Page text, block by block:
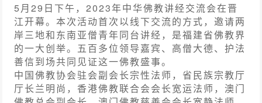
5月29日下午，2023年中华佛教讲经交流会在晋
江开幕。本次活动首次以线下交流的方式，邀请两
岸三地和东南亚僧青年同台讲经，是福建省佛教界
的一大创举。五百多位领导嘉宾、高僧大德、护法
善信到场共同见证这一佛教盛事。
中国佛教协会驻会副会长宗性法师，省民族宗教厅
厅长兰明尚，香港佛教联合会会长宽运法师，澳门